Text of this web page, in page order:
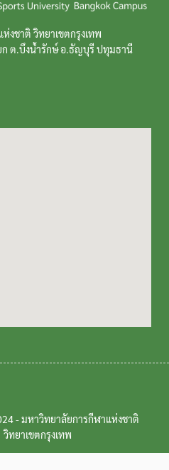
งชาติ วิทยาเขตกรุงเทพ
ต.บึงน้ำรักษ์ อ.ธัญบุรี ปทุมธานี
- มหาวิทยาลัยการกีฬาแห่งชาติ
วิทยาเขตกรุงเทพ